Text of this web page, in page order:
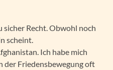
Recht. Obwohl noch
scheint.
Ich habe mich
der Friedensbewegung oft